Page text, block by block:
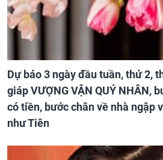
Dự báo 3 ngày đầu tuần, thứ 2,
giáp VƯỢNG VẬN QUÝ NHÂN,
có tiền, bước chân về nhà ngập
như Tiên